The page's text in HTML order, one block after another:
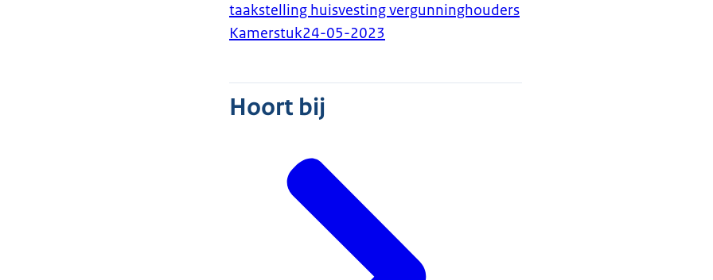
taakstelling huisvesting vergunninghouders
Kamerstuk24-05-2023
Hoort bij